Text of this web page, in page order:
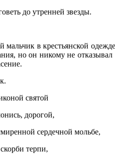
до утренней звезды.
мальчик в крестьянской
но он никому не
святой
дорогой,
сердечной мольбе,
терпи,